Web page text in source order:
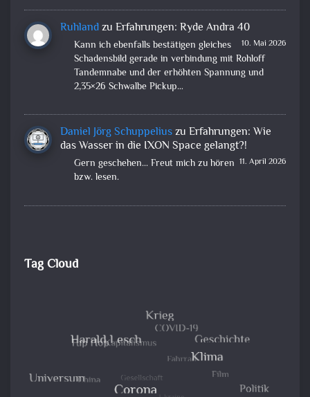
Ruhlandzu Erfahrungen: Ryde Andra 40
10. Mai 2026
Kann ich ebenfalls bestätigen gleiches
Schadensbild gerade in verbindung mit Rohloff
Tandemnabe und der erhöhten Spannung und
2,35×26 Schwalbe Pickup…
Daniel Jörg Schuppeliuszu Erfahrungen: Wie
das Wasser in die IXON Space gelangt?!
11. April 2026
Gern geschehen... Freut mich zu hören
bzw. lesen.
Tag Cloud